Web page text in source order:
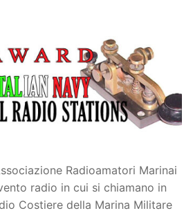
Radioamatori Marinai
radio in cui si chiamano in
Costiere della Marina Militare